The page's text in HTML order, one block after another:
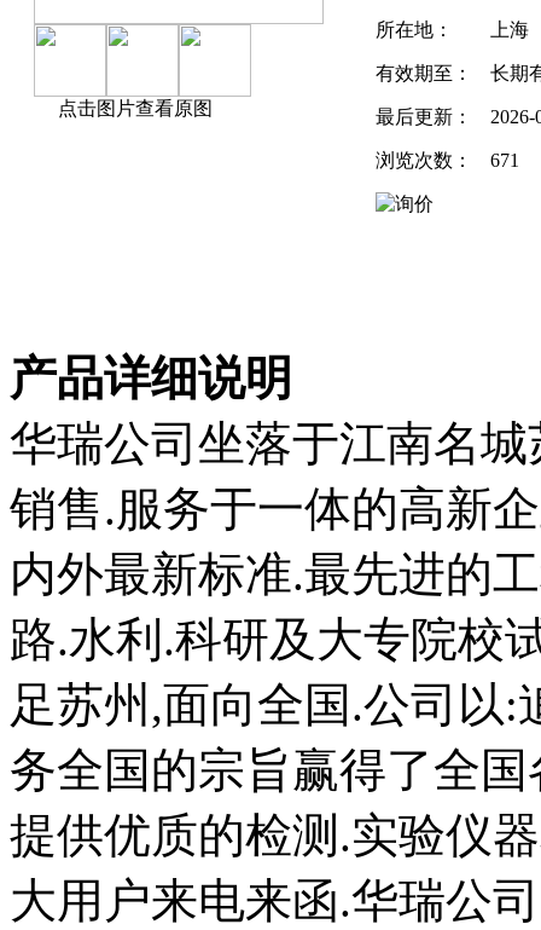
点击图片查看原图
所在地： 上海
有效期至： 长期
最后更新： 2026-
浏览次数： 671
产品详细说明
华瑞公司坐落于江南名
销售.服务于一体的高新
内外最新标准.最先进的
路.水利.科研及大专院校
足苏州,面向全国.公司以
务全国的宗旨赢得了全
提供优质的检测.实验仪
大用户来电来函.华瑞公